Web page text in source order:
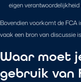
eigen verantwoordelijkheid
Bovendien voorkomt de FCA
vaak een bron van discussie
Waar moet
gebruik van